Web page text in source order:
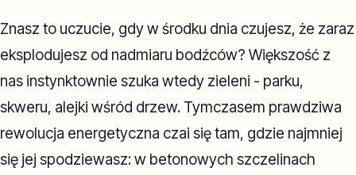
Znasz to uczucie, gdy w środku dnia czujesz, że zaraz
eksplodujesz od nadmiaru bodźców? Większość z
nas instynktownie szuka wtedy zieleni - parku,
skweru, alejki wśród drzew. Tymczasem prawdziwa
rewolucja energetyczna czai się tam, gdzie najmniej
się jej spodziewasz: w betonowych szczelinach